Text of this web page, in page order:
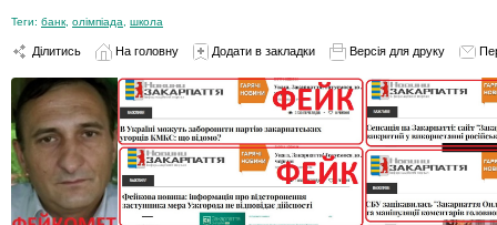
Теги: банк олімпіада школа
Ділитись На головну Додати в закладки Версія для друку